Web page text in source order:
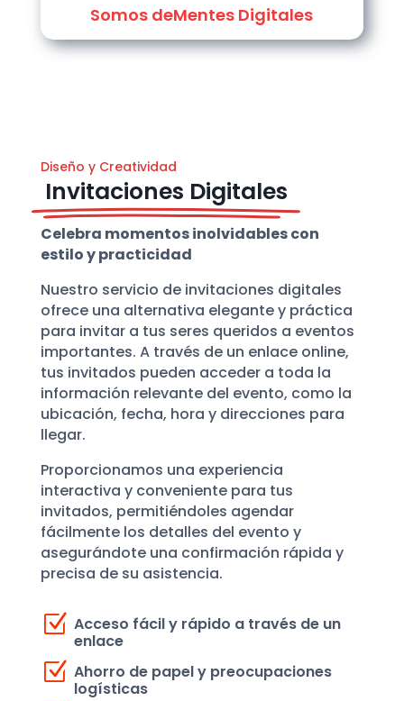
Somos deMentes Digitales
Diseño y Creatividad
Invitaciones Digitales
Celebra momentos inolvidables con
estilo y practicidad
Nuestro servicio de invitaciones digitales
ofrece una alternativa elegante y práctica
para invitar a tus seres queridos a eventos
importantes. A través de un enlace online,
tus invitados pueden acceder a toda la
información relevante del evento, como la
ubicación, fecha, hora y direcciones para
llegar.
Proporcionamos una experiencia
interactiva y conveniente para tus
invitados, permitiéndoles agendar
fácilmente los detalles del evento y
asegurándote una confirmación rápida y
precisa de su asistencia.
Z Acceso fácil y rápido a través de un
enlace
Z Ahorro de papel y preocupaciones
logísticas